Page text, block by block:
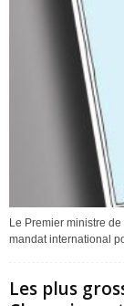
Le Premier ministre
mandat international
Les plus